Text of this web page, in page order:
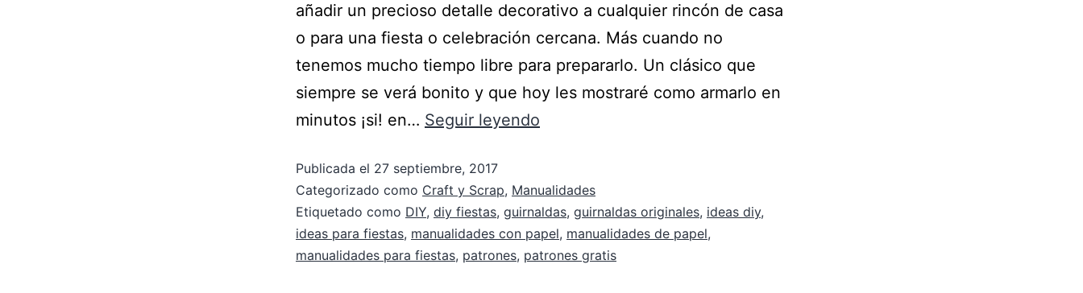
añadir un precioso detalle decorativo a cualquier rincón de casa
o para una fiesta o celebración cercana. Más cuando no
tenemos mucho tiempo libre para prepararlo. Un clásico que
siempre se verá bonito y que hoy les mostraré como armarlo en
minutos ¡si! en… Seguir leyendo
Publicada el 27 septiembre, 2017
Categorizado como Craft y Scrap, Manualidades
Etiquetado como DIY, diy fiestas, guirnaldas, guirnaldas originales, ideas diy,
ideas para fiestas, manualidades con papel, manualidades de papel,
manualidades para fiestas, patrones, patrones gratis